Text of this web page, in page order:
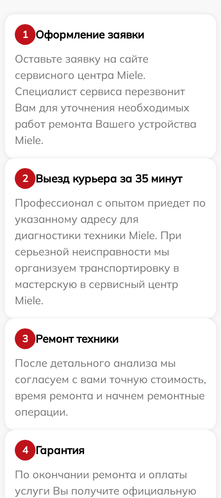
1
Оформление заявки
Оставьте заявку на сайте
сервисного центра Miele.
Специалист сервиса перезвонит
Вам для уточнения необходимых
работ ремонта Вашего устройства
Miele.
2
Выезд курьера за 35 минут
Профессионал с опытом приедет по
указанному адресу для
диагностики техники Miele. При
серьезной неисправности мы
организуем транспортировку в
мастерскую в сервисный центр
Miele.
3
Ремонт техники
После детального анализа мы
согласуем с вами точную стоимость,
время ремонта и начнем ремонтные
операции.
4
Гарантия
По окончании ремонта и оплаты
услуги Вы получите официальную